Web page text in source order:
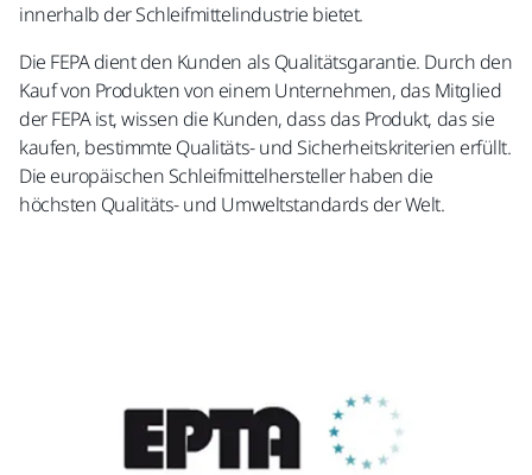
innerhalb der Schleifmittelindustrie bietet.
Die FEPA dient den Kunden als Qualitätsgarantie. Durch den
Kauf von Produkten von einem Unternehmen, das Mitglied
der FEPA ist, wissen die Kunden, dass das Produkt, das sie
kaufen, bestimmte Qualitäts- und Sicherheitskriterien erfüllt.
Die europäischen Schleifmittelhersteller haben die
höchsten Qualitäts- und Umweltstandards der Welt.